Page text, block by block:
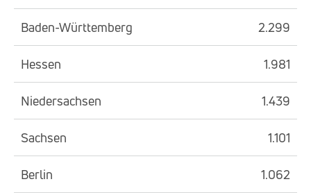
Baden-Württemberg 2.299
Hessen 1.981
Niedersachsen 1.439
Sachsen 1.101
Berlin 1.062